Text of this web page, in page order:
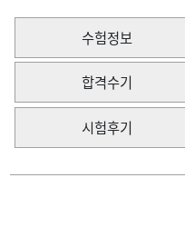
수험정보
합격수기
시험후기